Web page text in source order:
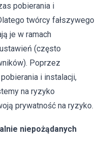
pobierania i
twórcy fałszywego
je w ramach
(często
Poprzez
i instalacji,
na ryzyko
prywatność na ryzyko.
niepożądanych